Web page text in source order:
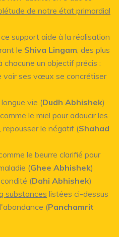
de notre état primordial
support aide à la réalisation
le Shiva Lingam , des plus
chacune un objectif précis :
voir ses vœux se concrétiser
vie (Dudh Abhishek)
comme le miel pour adoucir les
le négatif (Shahad
le beurre clarifié pour
(Ghee Abhishek)
(Dahi Abhishek)
substances listées ci-dessus
(Panchamrit